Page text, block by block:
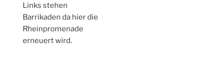
Links stehen
Barrikaden da hier die
Rheinpromenade
erneuert wird.